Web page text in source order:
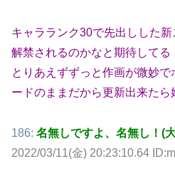
キャラランク30で先出しした
解禁されるのかなと期待してる
とりあえずずっと作画が微妙
ードのままだから更新出来たら
186: 名無しですよ、名無し！(
2022/03/11(金) 20:23:10.64